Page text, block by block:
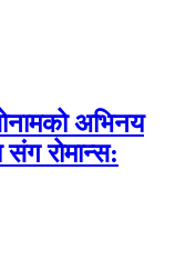
अभिनय
संग रोमान्स: